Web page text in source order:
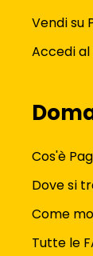
Vendi su
Accedi
Cos'è
Dove si
Come
Tutte le